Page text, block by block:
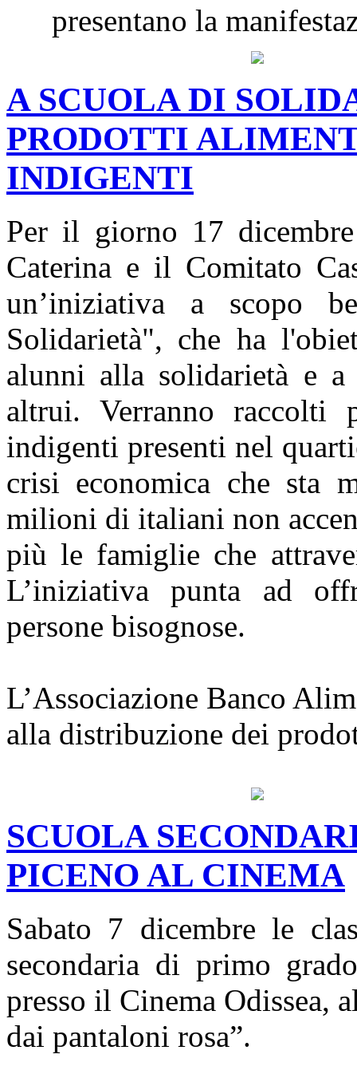
presentano la
A SCUOLA DI
PRODOTTI
INDIGENTI
Per il giorno 17
Caterina e il Comitato
un’iniziativa a scopo
Solidarietà", che ha
alunni alla solidarietà e
altrui. Verranno raccolti
indigenti presenti nel
crisi economica che sta
milioni di italiani non
più le famiglie che
L’iniziativa punta ad
persone bisognose.
L’Associazione Banco
alla distribuzione dei
SCUOLA
PICENO AL CINEMA
Sabato 7 dicembre le
secondaria di primo
presso il Cinema Odissea,
dai pantaloni rosa”.